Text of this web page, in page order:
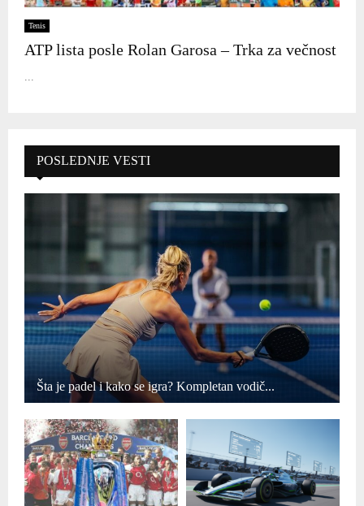
Tenis
ATP lista posle Rolan Garosa – Trka za večnost
POSLEDNJE VESTI
Šta je padel i kako se igra? Kompletan vodič...